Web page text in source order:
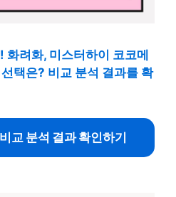
화려화, 미스터하이 코코메
택은? 비교 분석 결과를 확
교 분석 결과 확인하기